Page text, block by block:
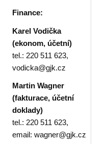
Finance:
Karel Vodička
(ekonom, účetní)
tel.: 220 511 623,
vodicka@gjk.cz
Martin Wagner
(fakturace, účetní
doklady)
tel.: 220 511 623,
email: wagner@gjk.cz